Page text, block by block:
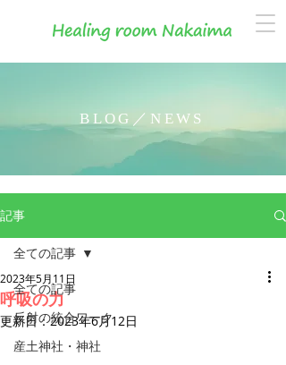
BLOG／NEWS
記事
全ての記事
反射の統合ワーク
産土神社・神社
全ての記事
呼吸の力
2023年5月11日
更新日：2023年6月12日